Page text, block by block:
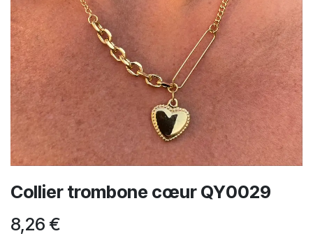
Collier trombone cœur QY0029
8,26 €